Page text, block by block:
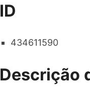
ID
434611590
Descrição